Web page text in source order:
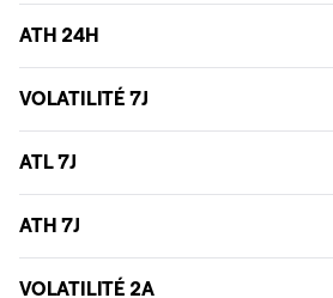
ATH 24H
VOLATILITÉ 7J
ATL 7J
ATH 7J
VOLATILITÉ 2A